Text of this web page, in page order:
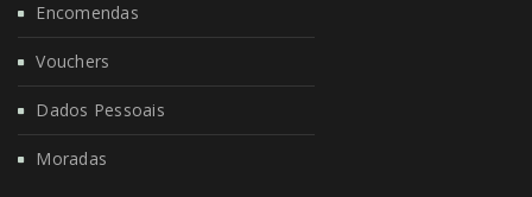
Encomendas
Vouchers
Dados Pessoais
Moradas